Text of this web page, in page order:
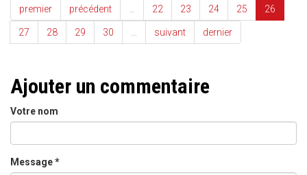
premier précédent 22 23 24 25 26
27 28 29 30 suivant dernier
Ajouter un commentaire
Votre nom
Message*